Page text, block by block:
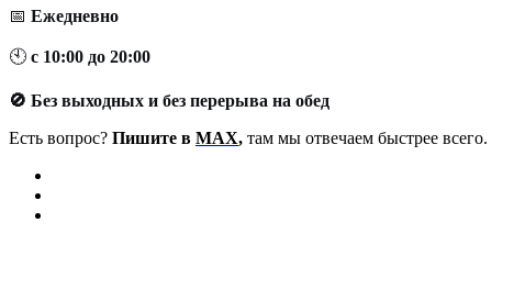
📅 Ежедневно
🕙 с 10:00 до 20:00
🚫 Без выходных и без перерыва на обед
Есть вопрос? Пишите в MAX, там мы отвечаем быстрее всего.